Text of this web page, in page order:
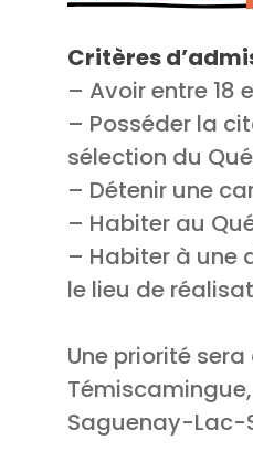
Critères
– Avoir entre 18
– Posséder la
sélection du
– Détenir une
– Habiter au
– Habiter à une
le lieu de
Une priorité
Saguenay-Lac-